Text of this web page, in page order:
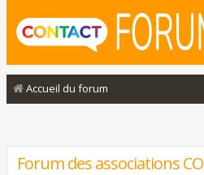
Accueil du forum
Forum des associations